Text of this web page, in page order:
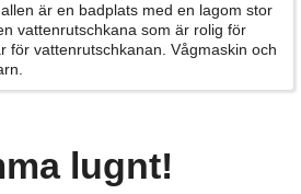
är en badplats med en lagom stor
vattenrutschkana som är rolig för
för vattenrutschkanan. Vågmaskin och
lugnt!